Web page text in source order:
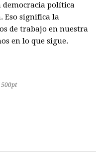
democracia política
Eso significa la
de trabajo en nuestra
en lo que sigue.